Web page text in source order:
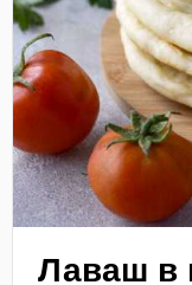
Лаваш в